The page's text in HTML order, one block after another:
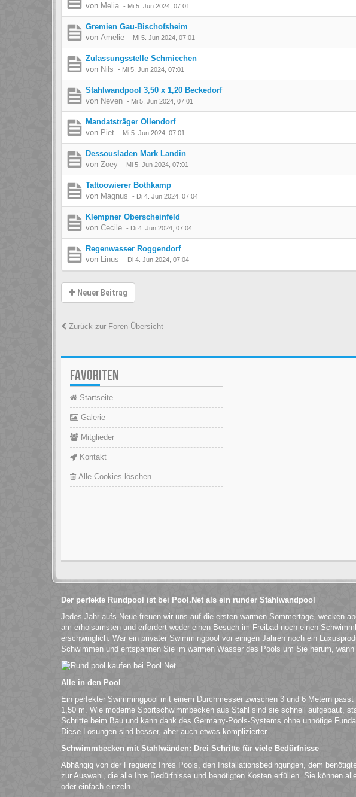
von Melia - Mi 5. Jun 2024, 07:01
Gremien Gau-Bischofsheim
von Amelie - Mi 5. Jun 2024, 07:01
Zulassungsstelle Schmiechen
von Nils - Mi 5. Jun 2024, 07:01
Stahlwandpool 3,50 x 1,20 Beckedorf
von Neven - Mi 5. Jun 2024, 07:01
Mandatsträger Ollendorf
von Piet - Mi 5. Jun 2024, 07:01
Dessousladen Mark Landin
von Zoey - Mi 5. Jun 2024, 07:01
Tattoowierer Bothkamp
von Magnus - Di 4. Jun 2024, 07:04
Klempner Oberscheinfeld
von Cecile - Di 4. Jun 2024, 07:04
Regenwasser Roggendorf
von Linus - Di 4. Jun 2024, 07:04
Neuer Beitrag
Zurück zur Foren-Übersicht
FAVORITEN
Startseite
Galerie
Mitglieder
Kontakt
Alle Cookies löschen
Der perfekte Rundpool ist bei Pool.Net als ein runder Stahlwandpool
Jedes Jahr aufs Neue freuen wir uns auf die ersten warmen Sommertage, wecken
am erholsamsten und erfordert weder einen Besuch im Freibad noch einen
erschwinglich. War ein privater Swimmingpool vor einigen Jahren noch ein
Schwimmen und entspannen Sie im warmen Wasser des Pools um Sie herum,
Alle in den Pool
Ein perfekter Swimmingpool mit einem Durchmesser zwischen 3 und 6 Metern
1,50 m. Wie moderne Sportschwimmbecken aus Stahl sind sie schnell aufgebaut,
Schritte beim Bau und kann dank des Germany-Pools-Systems ohne unnötige
Diese Lösungen sind besser, aber auch etwas komplizierter.
Schwimmbecken mit Stahlwänden: Drei Schritte für viele Bedürfnisse
Abhängig von der Frequenz Ihres Pools, den Installationsbedingungen, dem
zur Auswahl, die alle Ihre Bedürfnisse und benötigten Kosten erfüllen. Sie können
oder einfach einzeln.